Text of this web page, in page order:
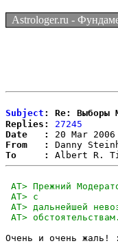
Astrologer.ru -
Subject : Re: Выборы
Replies:
27245
Date   :
From   :
Danny
To     :
Albert R.
Очень и очень жаль!